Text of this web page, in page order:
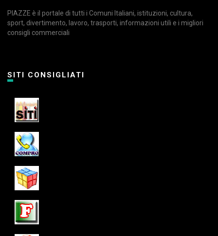
PIAZZE è il portale di tutti i Comuni Italiani, istituzioni, cultura,
sport, divertimento, lavoro, trasporti, informazioni utili e i migliori
consigli commerciali
SITI CONSIGLIATI